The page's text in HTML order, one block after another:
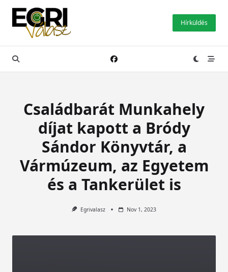
Skip
content
Hírküldés
Családbarát Munkahely
díjat kapott a Bródy
Sándor Könyvtár, a
Vármúzeum, az Egyetem
és a Tankerület is
Egrivalasz Nov 1, 2023